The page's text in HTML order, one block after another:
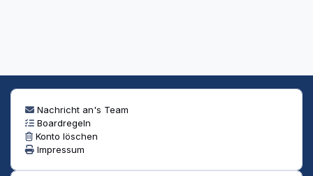
Nachricht an's Team
Boardregeln
Konto löschen
Impressum